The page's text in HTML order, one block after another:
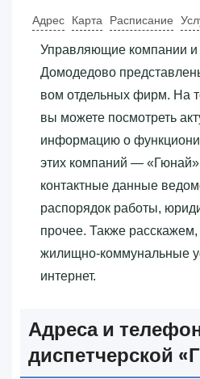
Адрес Карта Расписание
Управляющие компании
Домодедово
вом отдельных фирм. На
вы можете посмотреть
информацию о
этих компаний —
контактные данные
распорядок работы,
прочее. Также расскажем,
жилищно-коммунальные
интернет.
Адреса и
диспетчерской